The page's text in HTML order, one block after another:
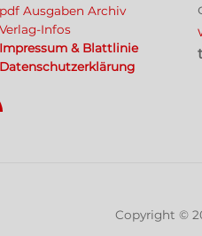
pdf Ausgaben Archiv
Verlag-Infos
Impressum & Blattlinie
Datenschutzerklärung
Feed
Copyright ©